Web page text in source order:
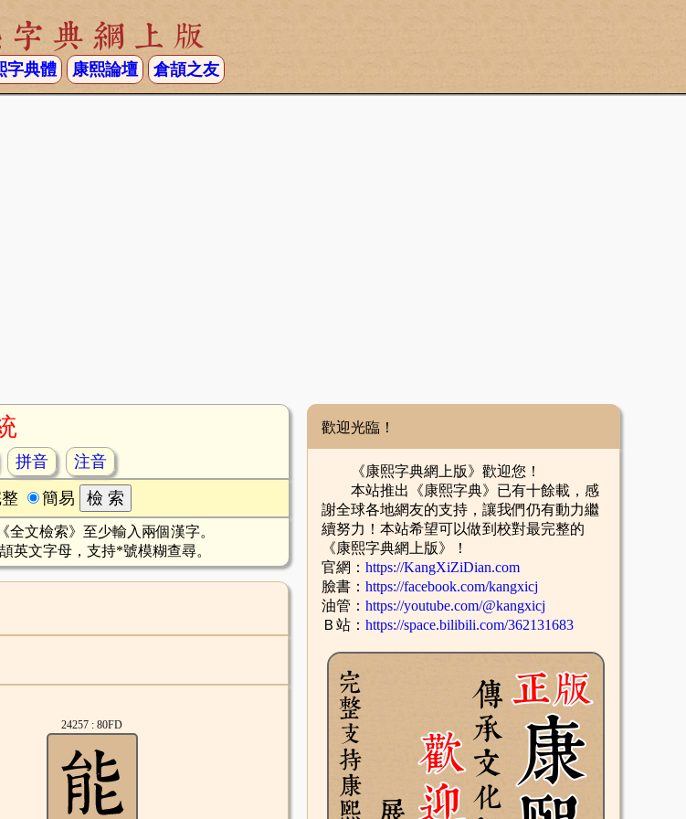
字典網上版
字典體 康熙論壇 倉頡之友
拼音
注音
簡易
全文檢索》至少輸入兩個漢字。
英文字母，支持*號模糊查尋。
24257 : 80FD
歡迎光臨！
《康熙字典網上版》歡迎您！
本站推出《康熙字典》已有十餘載，感
謝全球各地網友的支持，讓我們仍有動力繼
續努力！本站希望可以做到校對最完整的
《康熙字典網上版》！
官網： https://KangXiZiDian.com
臉書： https://facebook.com/kangxicj
油管： https://youtube.com/@kangxicj
Ｂ站： https://space.bilibili.com/362131683